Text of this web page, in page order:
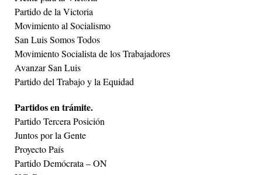
Partido de la Victoria
Movimiento al Socialismo
San Luis Somos Todos
Movimiento Socialista de los Trabajadores
Avanzar San Luis
Partido del Trabajo y la Equidad
Partidos en trámite.
Partido Tercera Posición
Juntos por la Gente
Proyecto País
Partido Demócrata – ON